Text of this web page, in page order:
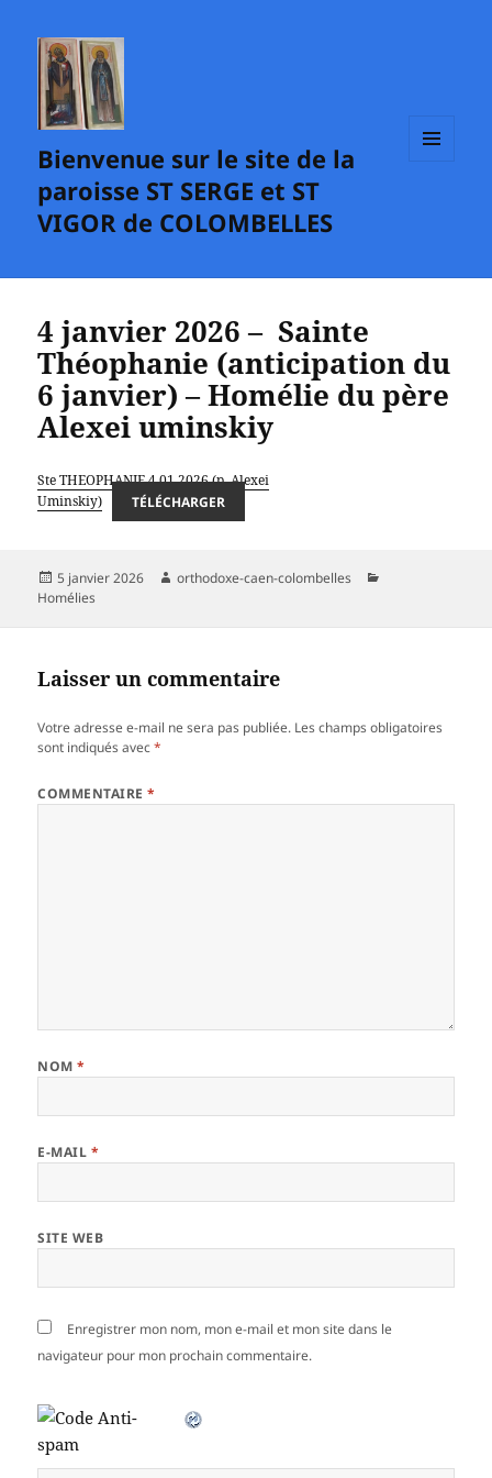
Bienvenue sur le site de la
paroisse ST SERGE et ST
VIGOR de COLOMBELLES
4 janvier 2026 – Sainte
Théophanie (anticipation du
6 janvier) – Homélie du père
Alexei uminskiy
Ste THEOPHANIE 4.01.2026 (p. Alexei
Uminskiy)
TÉLÉCHARGER
Publié
le
5 janvier 2026 Auteur
orthodoxe-caen-colombelles
Homélies
Laisser un commentaire
Votre adresse e-mail ne sera pas publiée. Les champs obligatoires
sont indiqués avec*
COMMENTAIRE*
NOM*
E-MAIL *
SITE WEB
Enregistrer mon nom, mon e-mail et mon site dans le
navigateur pour mon prochain commentaire.